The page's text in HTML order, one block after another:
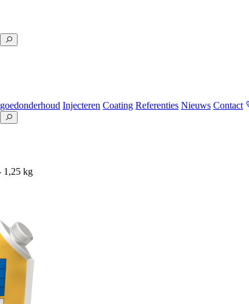
Injecteren Coating Referenties Nieuws Contact
1,25 kg